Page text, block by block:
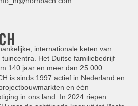
internationale keten van
Het Duitse familiebedrijf
140 jaar en meer dan 25.000
is sinds 1997 actief in Nederland en
en één
in ons land. In 2024 riepen